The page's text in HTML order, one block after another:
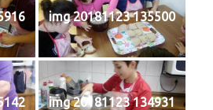
img 20181123 135500
img 20181123 134931